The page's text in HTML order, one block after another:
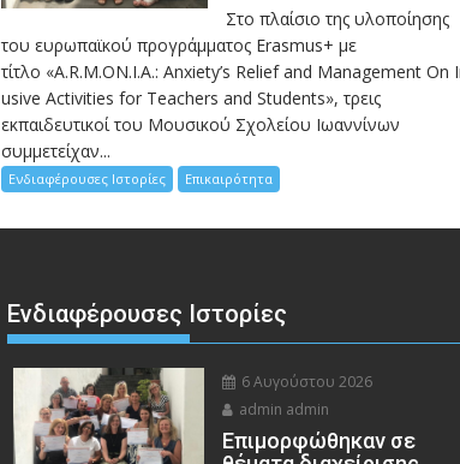
Στο πλαίσιο της υλοποίησης
του ευρωπαϊκού προγράμματος Erasmus+ με
τίτλο «A.R.M.ON.I.A.: Anxiety’s Relief and Management On
usive Activities for Teachers and Students», τρεις
εκπαιδευτικοί του Μουσικού Σχολείου Ιωαννίνων
συμμετείχαν...
Ενδιαφέρουσες Ιστορίες Επικαιρότητα
Ενδιαφέρουσες Ιστορίες
6 Αυγούστου 2026
admin admin
Eπιμορφώθηκαν σε